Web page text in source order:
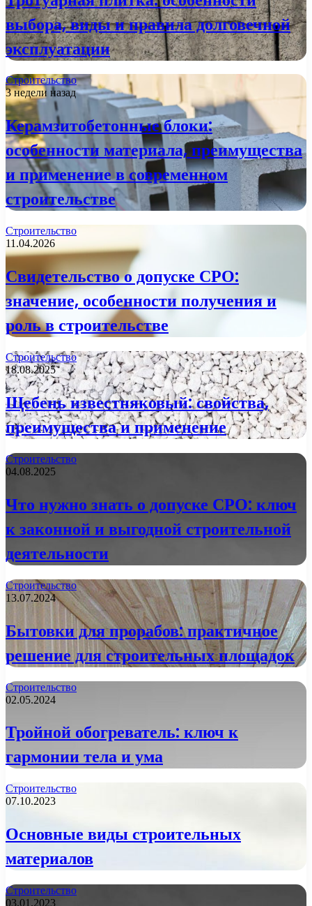
выбора, виды и правила долговечной
эксплуатации
Строительство
3 недели назад
Керамзитобетонные блоки:
особенности материала, преимущества
и применение в современном
строительстве
Строительство
11.04.2026
Свидетельство о допуске СРО:
значение, особенности получения и
роль в строительстве
Строительство
18.08.2025
Щебень известняковый: свойства,
преимущества и применение
Строительство
04.08.2025
Что нужно знать о допуске СРО: ключ
к законной и выгодной строительной
деятельности
Строительство
13.07.2024
Бытовки для прорабов: практичное
решение для строительных площадок
Строительство
02.05.2024
Тройной обогреватель: ключ к
гармонии тела и ума
Строительство
07.10.2023
Основные виды строительных
материалов
Строительство
03.01.2023